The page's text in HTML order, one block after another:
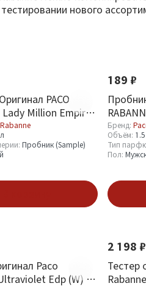
нового
PACO
Lady Million Empire
1.2 ml
Пробник (Sample)
189 ₽
Eau De
Бренд:
Объём:
Тип
Пол:
Paco
Edp (W) 80
2 198 ₽
Тестер